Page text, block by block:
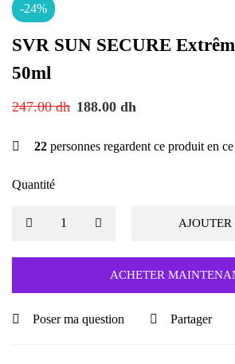
-24%
SVR SUN SECURE
50ml
247.00dh 188.00 dh
22 personnes regardent ce produit en
Quantité
ACHETER
Poser ma question Partager